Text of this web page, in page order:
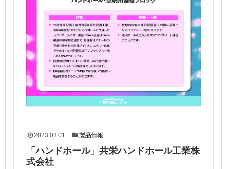
2023.03.01 製品情報
「ハンドホール」共栄ハンドホール工業株
式会社